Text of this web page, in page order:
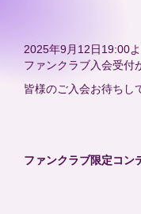
CAST&STAFF
2025年9月12日19:00よ
ファンクラブ入会受付が
皆様のご入会お待ちし
ファンクラブ限定コン